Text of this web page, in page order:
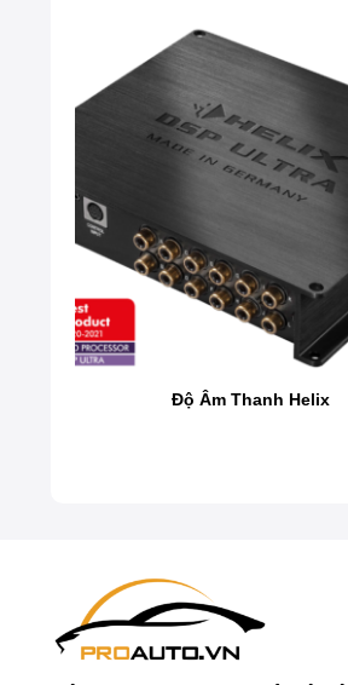
Có nên độ âm
Việc độ âm thanh xe Subaru
thiện âm thanh trong xe mà
Độ Âm Thanh Helix